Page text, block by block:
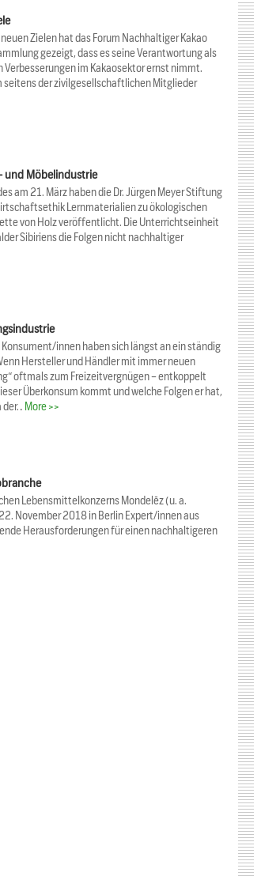
Zielen hat das Forum Nachhaltiger Kakao
gezeigt, dass es seine Verantwortung als
Verbesserungen im Kakaosektor ernst nimmt.
seitens der zivilgesellschaftlichen Mitglieder
und Möbelindustrie
am 21. März haben die Dr. Jürgen Meyer Stiftung
Lernmaterialien zu ökologischen
von Holz veröffentlicht. Die Unterrichtseinheit
Sibiriens die Folgen nicht nachhaltiger
innen haben sich längst an ein ständig
Hersteller und Händler mit immer neuen
oftmals zum Freizeitvergnügen – entkoppelt
Überkonsum kommt und welche Folgen er hat,
der… More >>
Lebensmittelkonzerns Mondelēz (u. a.
November 2018 in Berlin Expert/innen aus
Herausforderungen für einen nachhaltigeren